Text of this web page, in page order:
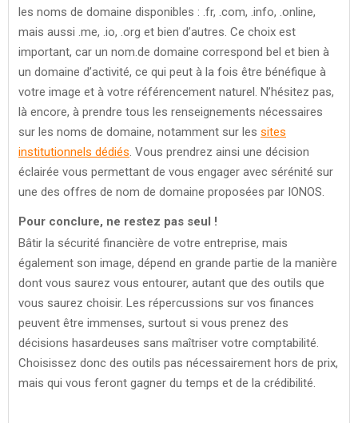
les noms de domaine disponibles : .fr, .com, .info, .online,
mais aussi .me, .io, .org et bien d’autres. Ce choix est
important, car un nom.de domaine correspond bel et bien à
un domaine d’activité, ce qui peut à la fois être bénéfique à
votre image et à votre référencement naturel. N’hésitez pas,
là encore, à prendre tous les renseignements nécessaires
sur les noms de domaine, notamment sur les sites
institutionnels dédiés. Vous prendrez ainsi une décision
éclairée vous permettant de vous engager avec sérénité sur
une des offres de nom de domaine proposées par IONOS.
Pour conclure, ne restez pas seul !
Bâtir la sécurité financière de votre entreprise, mais
également son image, dépend en grande partie de la manière
dont vous saurez vous entourer, autant que des outils que
vous saurez choisir. Les répercussions sur vos finances
peuvent être immenses, surtout si vous prenez des
décisions hasardeuses sans maîtriser votre comptabilité.
Choisissez donc des outils pas nécessairement hors de prix,
mais qui vous feront gagner du temps et de la crédibilité.